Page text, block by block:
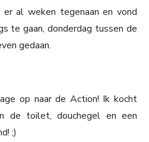
al weken tegenaan en vond
te gaan, donderdag tussen de
gedaan.
op naar de Action! Ik kocht
de toilet, douchegel en een
;)